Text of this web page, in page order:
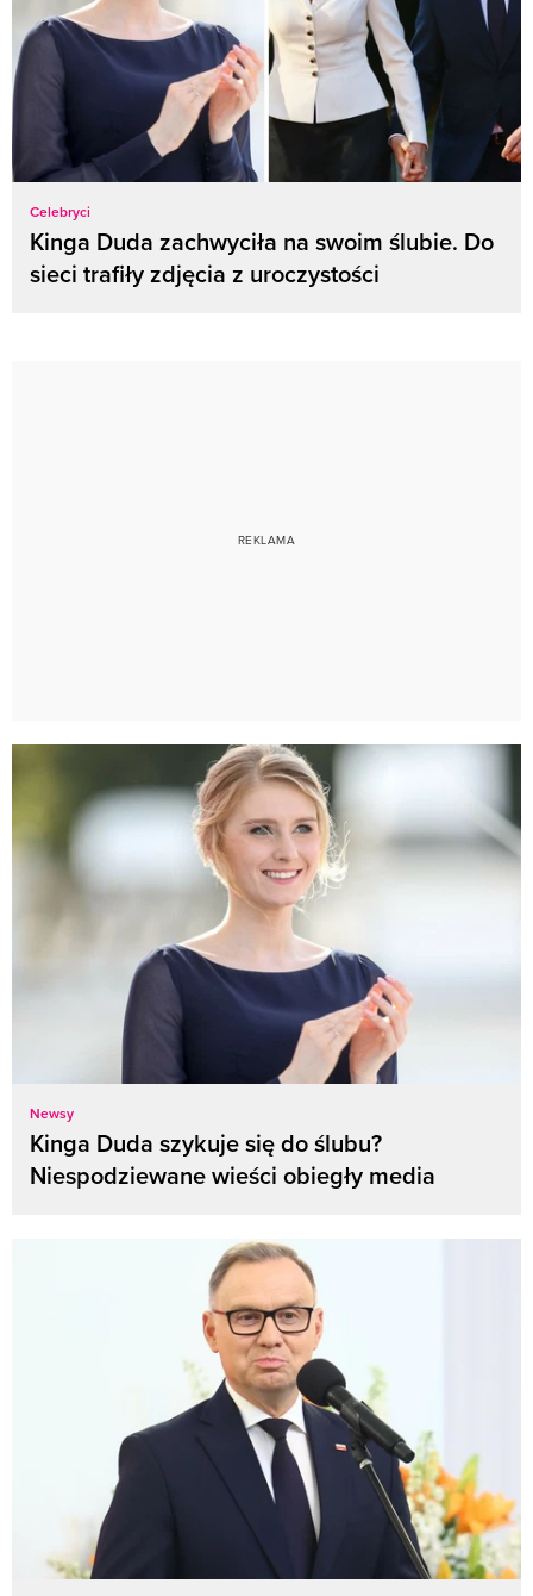
Celebryci
Kinga Duda zachwyciła na swoim ślubie. Do
sieci trafiły zdjęcia z uroczystości
Newsy
Kinga Duda szykuje się do ślubu?
Niespodziewane wieści obiegły media